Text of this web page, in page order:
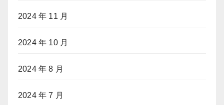
2024 年 11 月
2024 年 10 月
2024 年 8 月
2024 年 7 月